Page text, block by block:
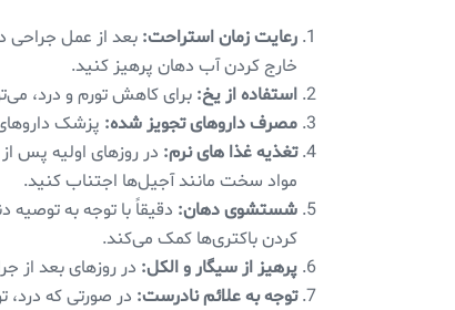
رعایت زمان استراحت:
خارج کردن آب دهان پرهیز کنید.
استفاده از یخ: برای کاهش تورم و درد،
مصرف داروهای تجویز شده: پزشک
تغذیه غذا های نرم: در روز‌های اولیه پس
مواد سخت مانند آجیل‌ها اجتناب کنید.
شستشوی دهان: دقیقاً با توجه به
کردن باکتری‌ها کمک می‌کند.
پرهیز از سیگار و الکل: در روز‌های بعد از
توجه به علائم نادرست: در صورتی که درد،